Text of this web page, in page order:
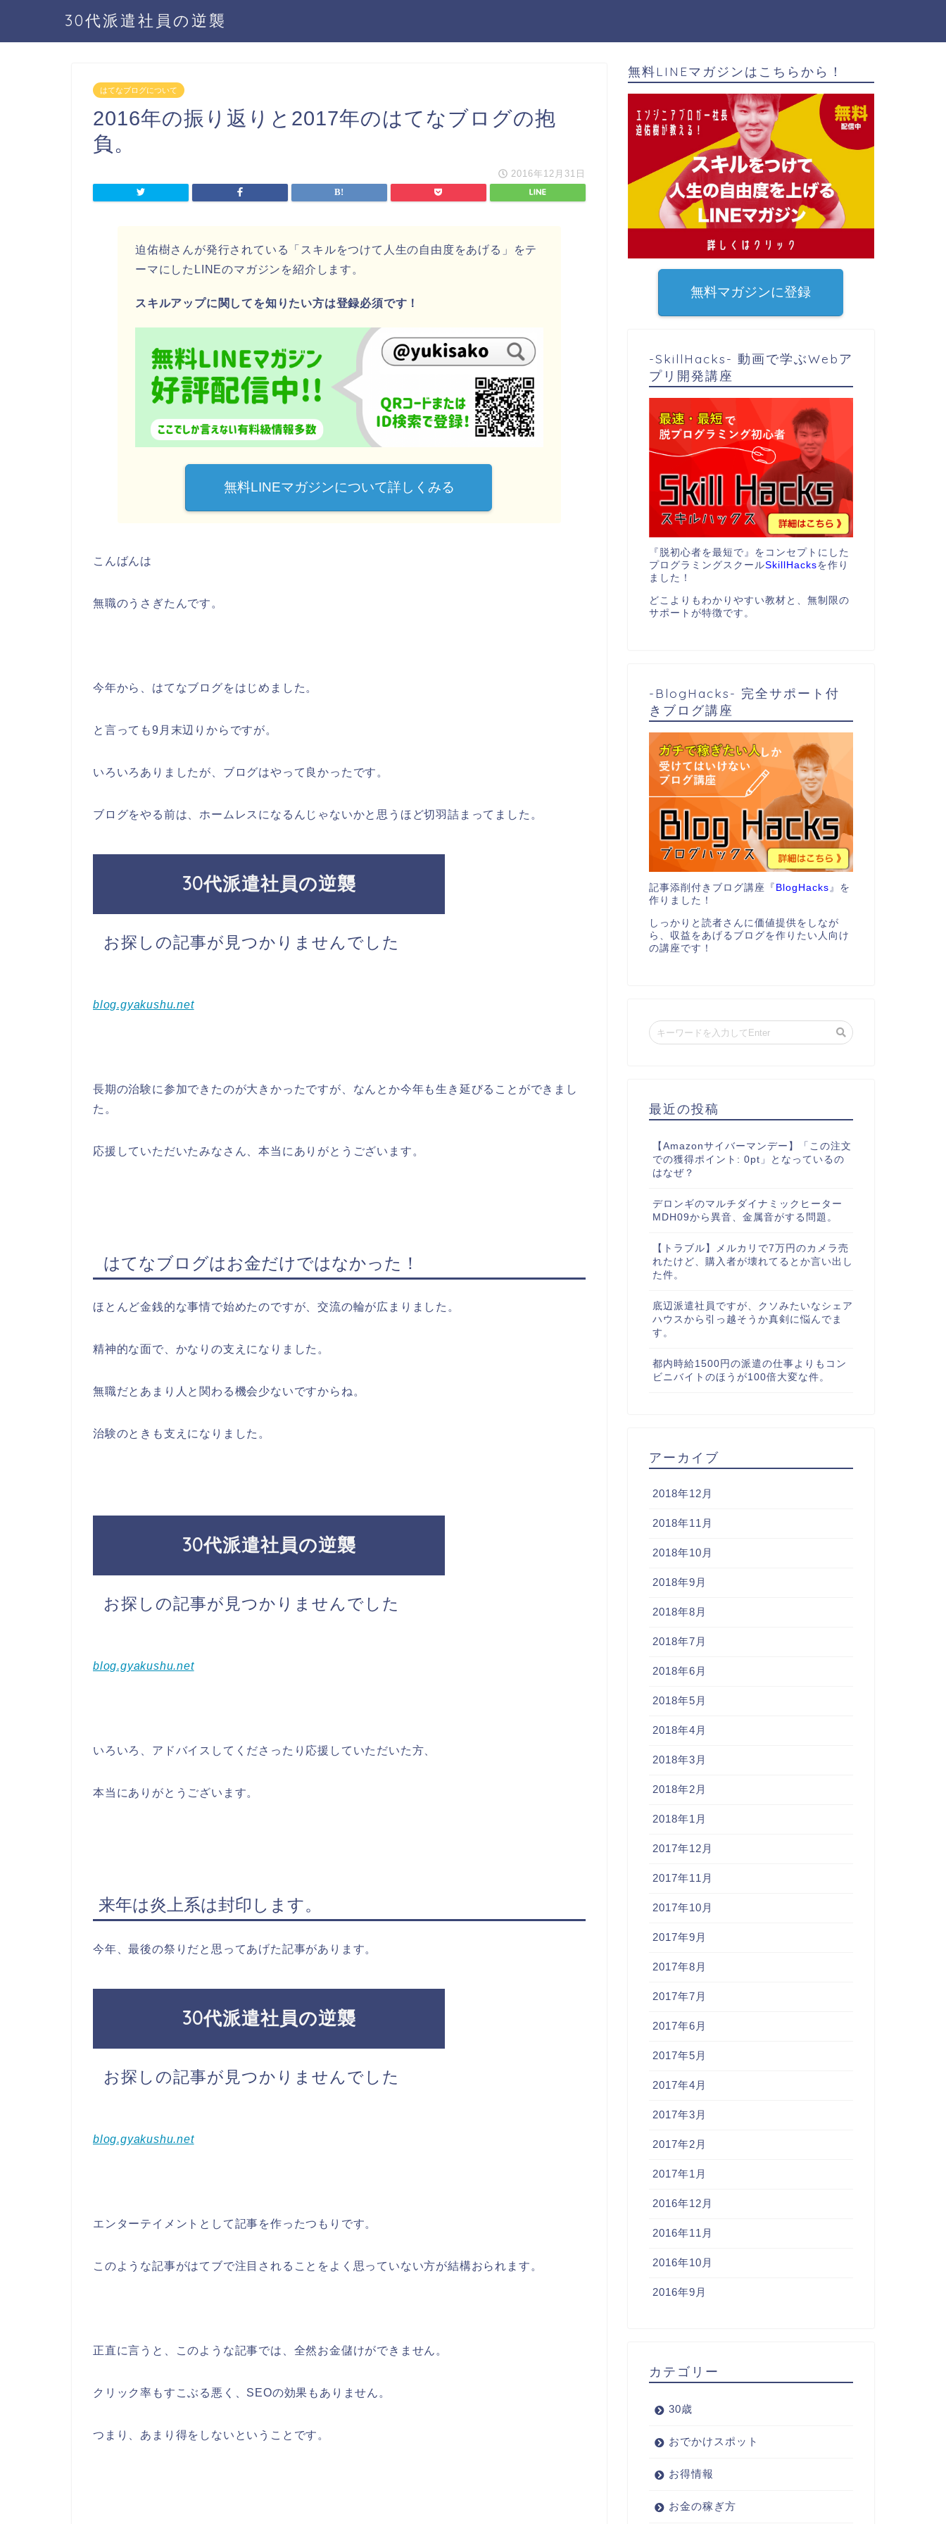
30代派遣社員の逆襲
はてなブログについて
2016年の振り返りと2017年のはてなブログの抱
負。
2016年12月31日
迫佑樹さんが発行されている「スキルをつけて人生の自由度をあげる」をテ
ーマにしたLINEのマガジンを紹介します。
スキルアップに関してを知りたい方は登録必須です！
無料LINEマガジンについて詳しくみる
こんばんは
無職のうさぎたんです。
今年から、はてなブログをはじめました。
と言っても9月末辺りからですが。
いろいろありましたが、ブログはやって良かったです。
ブログをやる前は、ホームレスになるんじゃないかと思うほど切羽詰まってました。
blog.gyakushu.net
長期の治験に参加できたのが大きかったですが、なんとか今年も生き延びることができまし
た。
応援していただいたみなさん、本当にありがとうございます。
はてなブログはお金だけではなかった！
ほとんど金銭的な事情で始めたのですが、交流の輪が広まりました。
精神的な面で、かなりの支えになりました。
無職だとあまり人と関わる機会少ないですからね。
治験のときも支えになりました。
blog.gyakushu.net
いろいろ、アドバイスしてくださったり応援していただいた方、
本当にありがとうございます。
来年は炎上系は封印します。
今年、最後の祭りだと思ってあげた記事があります。
blog.gyakushu.net
エンターテイメントとして記事を作ったつもりです。
このような記事がはてブで注目されることをよく思っていない方が結構おられます。
正直に言うと、このような記事では、全然お金儲けができません。
クリック率もすこぶる悪く、SEOの効果もありません。
つまり、あまり得をしないということです。
無料LINEマガジンはこちらから！
無料マガジンに登録
-SkillHacks- 動画で学ぶWebア
プリ開発講座
『脱初心者を最短で』をコンセプトにした
プログラミングスクールSkillHacksを作り
ました！
どこよりもわかりやすい教材と、無制限の
サポートが特徴です。
-BlogHacks- 完全サポート付
きブログ講座
記事添削付きブログ講座『 BlogHacks 』を
作りました！
しっかりと読者さんに価値提供をしなが
ら、収益をあげるブログを作りたい人向け
の講座です！
最近の投稿
【Amazonサイバーマンデー】「この注文
での獲得ポイント: 0pt」となっているの
はなぜ？
デロンギのマルチダイナミックヒーター
MDH09から異音、金属音がする問題。
【トラブル】メルカリで7万円のカメラ売
れたけど、購入者が壊れてるとか言い出し
た件。
底辺派遣社員ですが、クソみたいなシェア
ハウスから引っ越そうか真剣に悩んでま
す。
都内時給1500円の派遣の仕事よりもコン
ビニバイトのほうが100倍大変な件。
アーカイブ
2018年12月
2018年11月
2018年10月
2018年9月
2018年8月
2018年7月
2018年6月
2018年5月
2018年4月
2018年3月
2018年2月
2018年1月
2017年12月
2017年11月
2017年10月
2017年9月
2017年8月
2017年7月
2017年6月
2017年5月
2017年4月
2017年3月
2017年2月
2017年1月
2016年12月
2016年11月
2016年10月
2016年9月
カテゴリー
30歳
おでかけスポット
お得情報
お金の稼ぎ方